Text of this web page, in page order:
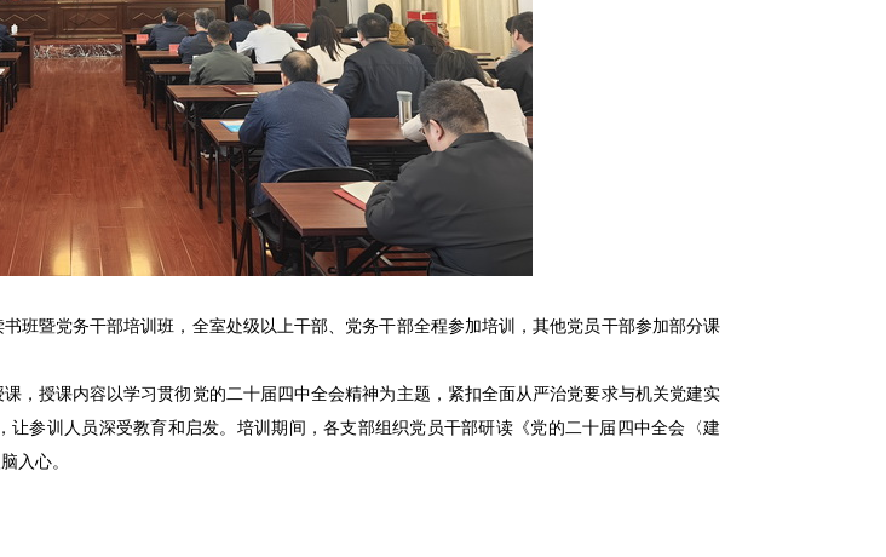
班暨党务干部培训班，全室处级以上干部、党务干部全程参加培训，其他党员干部参加部分课
，授课内容以学习贯彻党的二十届四中全会精神为主题，紧扣全面从严治党要求与机关党建实
参训人员深受教育和启发。培训期间，各支部组织党员干部研读《党的二十届四中全会〈建
入心。